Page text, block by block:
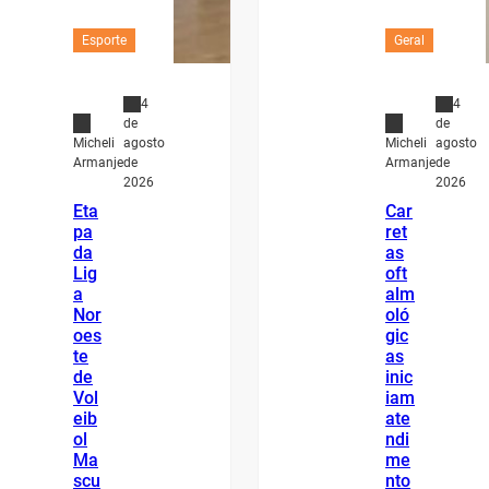
Esporte
Micheli
Armanje
4
de
agosto
de
2026
Eta
pa
da
Lig
a
Nor
oes
te
de
Vol
eib
ol
Ma
scu
Geral
Micheli
Armanje
4
de
agosto
de
2026
Car
ret
as
oft
alm
oló
gic
as
inic
iam
ate
ndi
me
nto